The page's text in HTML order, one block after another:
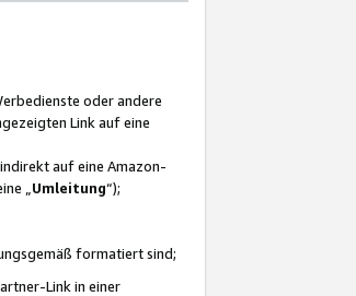
oder andere
Link auf eine
auf eine Amazon-
„ Umleitung“);
formatiert sind;
Link in einer